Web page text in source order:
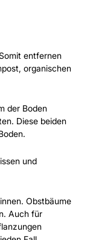
entfernen
organischen
der Boden
Diese beiden
und
Obstbäume
Auch für